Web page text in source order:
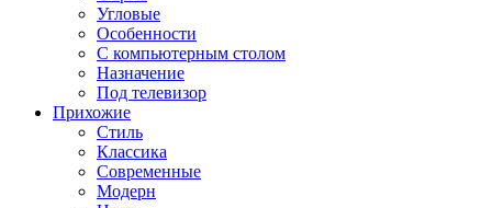
Угловые
Особенности
С компьютерным столом
Назначение
Под телевизор
Прихожие
Стиль
Классика
Современные
Модерн